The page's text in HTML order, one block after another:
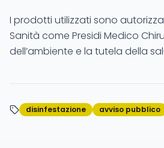
I prodotti utilizzati sono
Sanità come Presidi Medico
dell’ambiente e la tutela della
disinfestazione avviso pubblico